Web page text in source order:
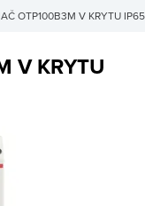
OTP100B3M V KRYTU IP65
V KRYTU